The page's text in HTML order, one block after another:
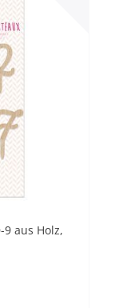
9 aus Holz,